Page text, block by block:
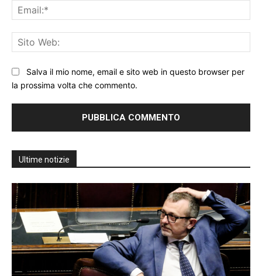
Salva il mio nome, email e sito web in questo browser per
la prossima volta che commento.
Ultime notizie